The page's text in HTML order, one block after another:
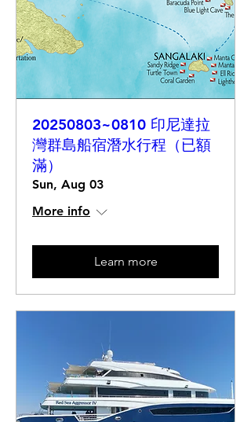
20250803~0810 印尼達拉
灣群島船宿潛水行程（已額
滿）
Sun, Aug 03
More info
Learn more